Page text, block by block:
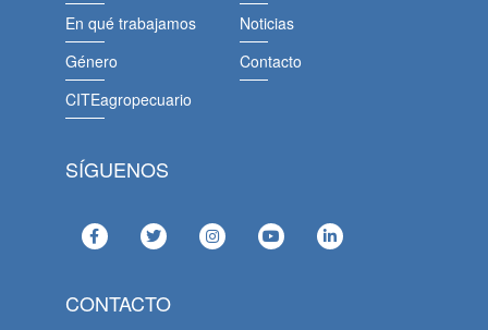
En qué trabajamos
Género
CITEagropecuario
Noticias
Contacto
SÍGUENOS
CONTACTO